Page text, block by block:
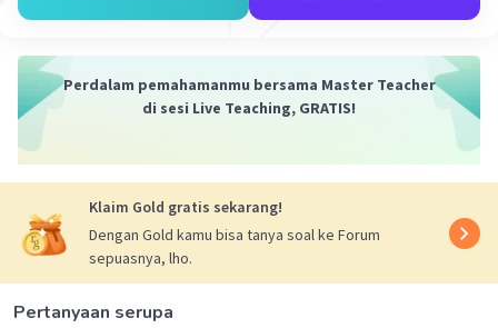
Beri Rating·0.0(0) Balas
Iklan
Perdalam pemahamanmu bersama Master Teacher
di sesi Live Teaching, GRATIS!
Klaim Gold gratis sekarang!
Dengan Gold kamu bisa tanya soal ke Forum
sepuasnya, lho.
Pertanyaan serupa